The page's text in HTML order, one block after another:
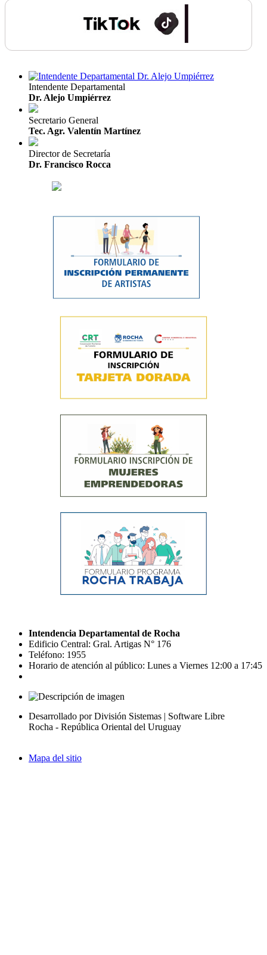
Intendente Departamental
Dr. Alejo Umpiérrez
Secretario General
Tec. Agr. Valentín Martínez
Director de Secretaría
Dr. Francisco Rocca
Intendencia Departamental de Rocha
Edificio Central: Gral. Artigas N° 176
Teléfono: 1955
Horario de atención al público: Lunes a Viernes 12:00 a 17:45
Desarrollado por División Sistemas | Software Libre
Rocha - República Oriental del Uruguay
Mapa del sitio